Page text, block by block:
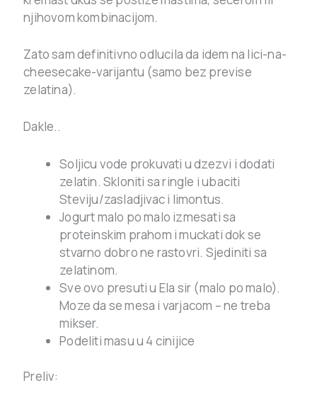
njihovom kombinacijom.
Zato sam definitivno odlucila da idem na lici-na-
cheesecake-varijantu (samo bez previse
zelatina).
Dakle..
Soljicu vode prokuvati u dzezvi i dodati
zelatin. Skloniti sa ringle i ubaciti
Steviju/zasladjivac i limontus.
Jogurt malo po malo izmesati sa
proteinskim prahom i muckati dok se
stvarno dobro ne rastovri. Sjediniti sa
zelatinom.
Sve ovo presuti u Ela sir (malo po malo).
Moze da se mesa i varjacom – ne treba
mikser.
Podeliti masu u 4 cinijice
Preliv: